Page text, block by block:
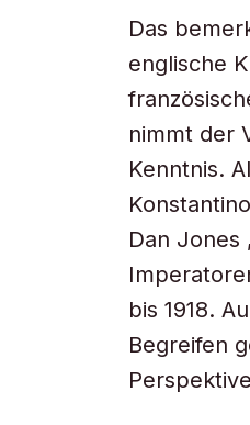
Das
englische
nimmt der
Kenntnis.
Dan Jones
bis 1918.
Begreifen